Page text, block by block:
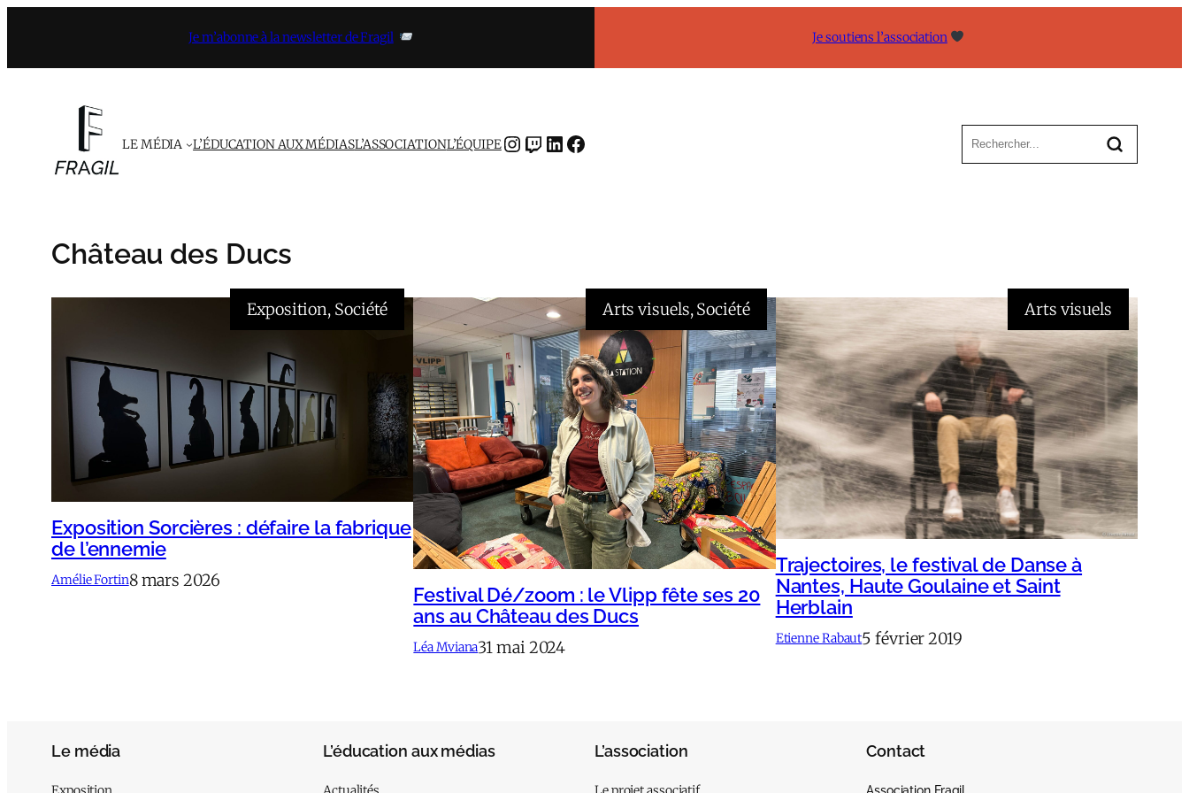
contenu
Je m’abonne à la newsletter de Fragil Je soutiens l’association
LE MÉDIA L’ÉDUCATION AUX MÉDIASL’ASSOCIATIONL’ÉQUIPEINSTAGRAMTWITCH LINKEDIN FACEBOOK
Château des Ducs
Exposition, Société
Exposition Sorcières : défaire la fabrique
de l’ennemie
Amélie Fortin8 mars 2026
Arts visuels, Société
Festival Dé/zoom : le Vlipp fête ses 20
ans au Château des Ducs
Léa Mviana31 mai 2024
Arts visuels
Trajectoires, le festival de Danse à
Nantes, Haute Goulaine et Saint
Herblain
Etienne Rabaut5 février 2019
Le média L’éducation aux médias L’association Contact